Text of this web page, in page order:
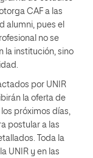
CAF a las
alumni, pues el
no se
la institución, sino
por UNIR
la oferta de
próximos días,
postular a las
Toda la
UNIR y en las